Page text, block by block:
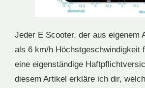
Jeder E Scooter, der aus eigenem
als 6 km/h Höchstgeschwindigkeit
eine eigenständige
diesem Artikel erkläre ich dir,